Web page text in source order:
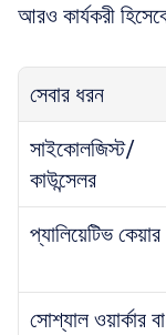
আরও কার্যকরী
সেবার ধরন
সাইকোলজিস্ট/
কাউন্সেলর
প্যালিয়েটিভ কেয়ার
সোশ্যাল ওয়ার্কার বা